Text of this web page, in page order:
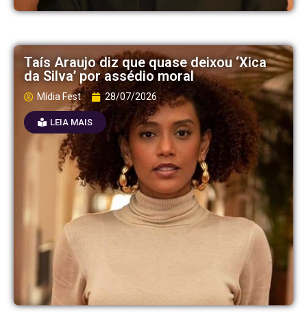
Taís Araujo diz que quase deixou ‘Xica
da Silva’ por assédio moral
Mídia Fest 28/07/2026
LEIA MAIS